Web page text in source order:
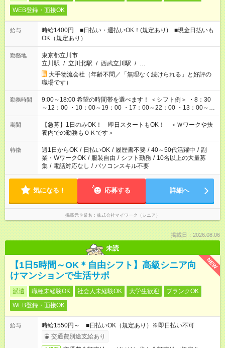
WEB登録・面接OK
給与
時給1400円 ■日払い・週払いOK！(規定あり) ■現金日払いも
OK（規定あり）
勤務地
東京都立川市
立川駅 / 立川北駅 / 西武立川駅 / …
大手物流会社（年齢不問／「無理なく続けられる」と好評の
職場です）
勤務時間
9:00～18:00 希望の時間帯を選べます！ ＜シフト例＞ ・8：30
～12：00 ・10：00～19：00 ・17：00～22：00 ・13：00～
22：00 ・22：00～翌6：00 など
期間
【急募】1日のみOK！ 即日スタートもOK！ ＜Ｗワークや扶
養内での勤務もＯＫです＞
特徴 週1日からOK / 日払いOK / 履歴書不要 / 40～50代活躍中 / 副
業・WワークOK / 服装自由 / シフト勤務 / 10名以上の大量募
集 / 電話対応なし / パソコンスキル不要
気になる！ 応募する 詳細へ
掲載元企業名 株式会社マイワーク（シニア）
掲載日：2026.08.06
未読
NEW
【1日5時間～OK＊自由シフト】高級シニア向
けマンションで生活サポ
派遣 職種未経験OK 社会人未経験OK 大学生歓迎
ブランクOK
WEB登録・面接OK
給与
時給1550円～ ■日払いOK（規定あり）※即日払い不可
交通費別途支給あり